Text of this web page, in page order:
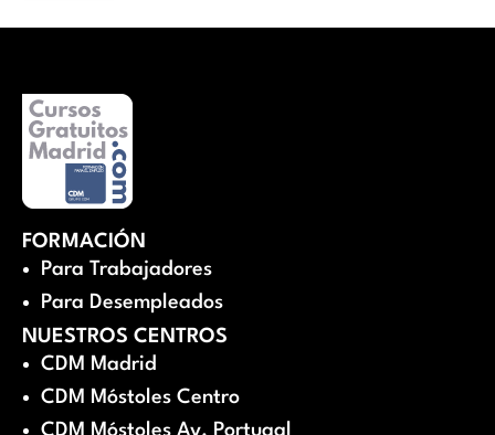
FORMACIÓN
Para Trabajadores
Para Desempleados
NUESTROS CENTROS
CDM Madrid
CDM Móstoles Centro
CDM Móstoles Av. Portugal